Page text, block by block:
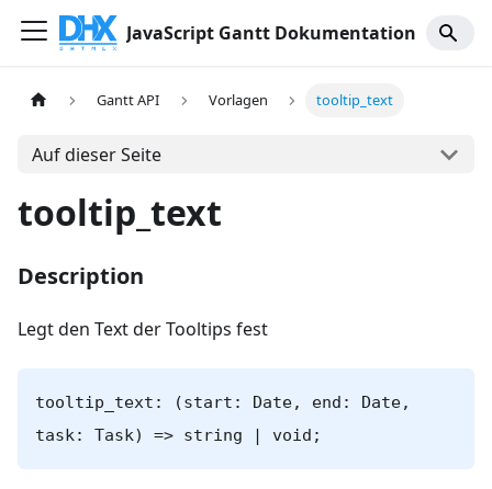
JavaScript Gantt Dokumentation
Gantt API Vorlagen tooltip_text
Auf dieser Seite
tooltip_text
Description
Legt den Text der Tooltips fest
tooltip_text: (start: Date, end: Date,
task: Task) => string | void;